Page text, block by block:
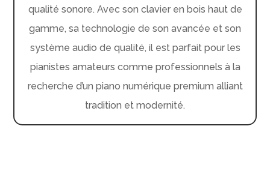
qualité sonore. Avec son clavier en bois haut de
gamme, sa technologie de son avancée et son
système audio de qualité, il est parfait pour les
pianistes amateurs comme professionnels à la
recherche d’un piano numérique premium alliant
tradition et modernité.